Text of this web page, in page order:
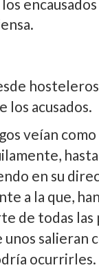
los acusados.
veí­an como
en su
a la que,
de todas las
salieran